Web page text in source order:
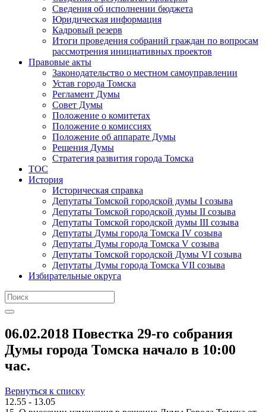
Сведения об исполнении бюджета
Юридическая информация
Кадровый резерв
Итоги проведения собраний граждан по вопросам
рассмотрения инициативных проектов
Правовые акты
Законодательство о местном самоуправлении
Устав города Томска
Регламент Думы
Совет Думы
Положение о комитетах
Положение о комиссиях
Положение об аппарате Думы
Решения Думы
Стратегия развития города Томска
ТОС
История
Историческая справка
Депутаты Томской городской думы I созыва
Депутаты Томской городской думы II созыва
Депутаты Томской городской думы III созыва
Депутаты Думы города Томска IV созыва
Депутаты Думы города Томска V созыва
Депутаты Томской городской Думы VI созыва
Депутаты Думы города Томска VII созыва
Избирательные округа
06.02.2018 Повестка 29-го собрания
Думы города Томска начало в 10:00
час.
Вернуться к списку
12.55 - 13.05